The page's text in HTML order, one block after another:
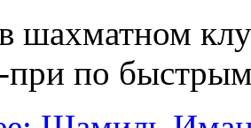
шахматном
при по